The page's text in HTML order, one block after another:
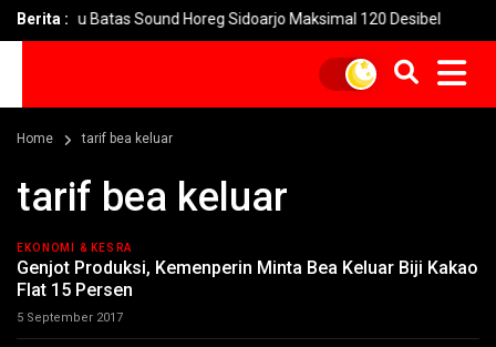
Berita :
Baru Batas Sound Horeg Sidoarjo Maksimal 120 Desibel
Home tarif bea keluar
tarif bea keluar
EKONOMI & KESRA
Genjot Produksi, Kemenperin Minta Bea Keluar Biji Kakao
Flat 15 Persen
5 September 2017